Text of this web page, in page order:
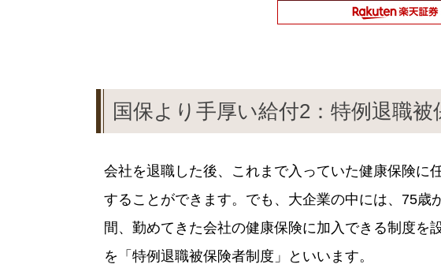
国保より手厚い給付2：特例退職被
会社を退職した後、これまで入っていた健康保険に
することができます。でも、大企業の中には、75歳
間、勤めてきた会社の健康保険に加入できる制度を
を「特例退職被保険者制度」といいます。